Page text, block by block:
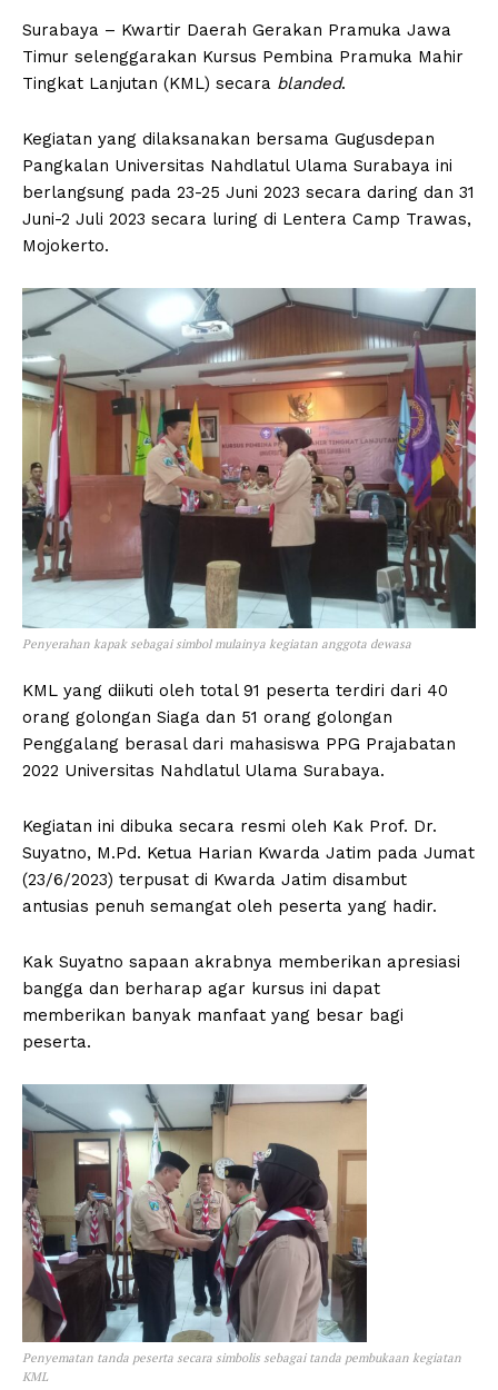
Surabaya – Kwartir Daerah Gerakan Pramuka Jawa
Timur selenggarakan Kursus Pembina Pramuka Mahir
Tingkat Lanjutan (KML) secara blanded.
Kegiatan yang dilaksanakan bersama Gugusdepan
Pangkalan Universitas Nahdlatul Ulama Surabaya ini
berlangsung pada 23-25 Juni 2023 secara daring dan 31
Juni-2 Juli 2023 secara luring di Lentera Camp Trawas,
Mojokerto.
Penyerahan kapak sebagai simbol mulainya kegiatan anggota dewasa
KML yang diikuti oleh total 91 peserta terdiri dari 40
orang golongan Siaga dan 51 orang golongan
Penggalang berasal dari mahasiswa PPG Prajabatan
2022 Universitas Nahdlatul Ulama Surabaya.
Kegiatan ini dibuka secara resmi oleh Kak Prof. Dr.
Suyatno, M.Pd. Ketua Harian Kwarda Jatim pada Jumat
(23/6/2023) terpusat di Kwarda Jatim disambut
antusias penuh semangat oleh peserta yang hadir.
Kak Suyatno sapaan akrabnya memberikan apresiasi
bangga dan berharap agar kursus ini dapat
memberikan banyak manfaat yang besar bagi
peserta.
Penyematan tanda peserta secara simbolis sebagai tanda pembukaan kegiatan
KML